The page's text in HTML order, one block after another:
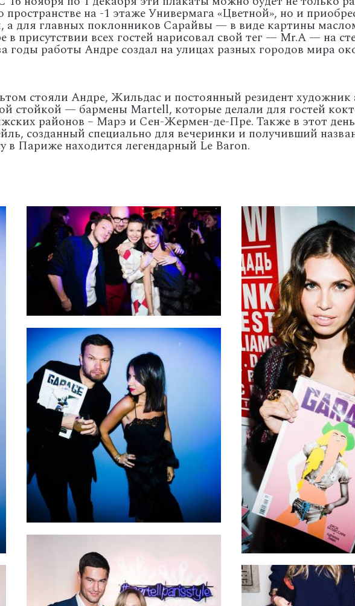
пространстве на -1 этаже Универмага «Цветной», но и
а для главных поклонников Сарайвы — в виде картины
присутствии всех гостей нарисовал свой тег — Mr.A — на
годы работы Андре создал на улицах разных городов мира
стояли Андре, Жильдас и постоянный резидент художник
стойкой — бармены Martell, которые делали для гостей
районов – Марэ и Сен-Жермен-де-Пре. Также в этот
созданный специально для вечеринки и получивший
в Париже находится легендарный Le Baron.